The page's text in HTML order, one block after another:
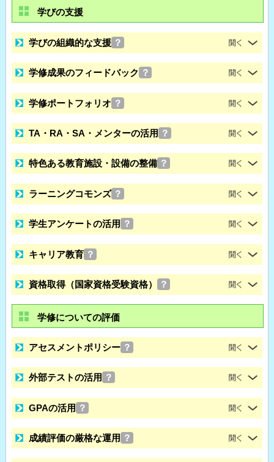
学びの支援
学びの組織的な支援 ？
学修成果のフィードバック ？
学修ポートフォリオ ？
TA・RA・SA・メンターの活用 ？
特色ある教育施設・設備の整備 ？
ラーニングコモンズ ？
学生アンケートの活用 ？
キャリア教育 ？
資格取得（国家資格受験資格） ？
学修についての評価
アセスメントポリシー ？
外部テストの活用 ？
GPAの活用 ？
成績評価の厳格な運用 ？